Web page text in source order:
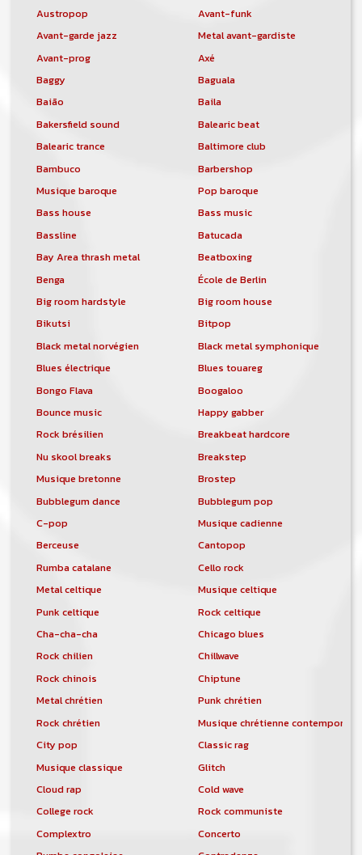
Austropop
Avant-funk
Avant-garde jazz
Metal avant-gardiste
Avant-prog
Axé
Baggy
Baguala
Baião
Baila
Bakersfield sound
Balearic beat
Balearic trance
Baltimore club
Bambuco
Barbershop
Musique baroque
Pop baroque
Bass house
Bass music
Bassline
Batucada
Bay Area thrash metal
Beatboxing
Benga
École de Berlin
Big room hardstyle
Big room house
Bikutsi
Bitpop
Black metal norvégien
Black metal symphonique
Blues électrique
Blues touareg
Bongo Flava
Boogaloo
Bounce music
Happy gabber
Rock brésilien
Breakbeat hardcore
Nu skool breaks
Breakstep
Musique bretonne
Brostep
Bubblegum dance
Bubblegum pop
C-pop
Musique cadienne
Berceuse
Cantopop
Rumba catalane
Cello rock
Metal celtique
Musique celtique
Punk celtique
Rock celtique
Cha-cha-cha
Chicago blues
Rock chilien
Chillwave
Rock chinois
Chiptune
Metal chrétien
Punk chrétien
Rock chrétien
Musique chrétienne
City pop
Classic rag
Musique classique
Glitch
Cloud rap
Cold wave
College rock
Rock communiste
Complextro
Concerto